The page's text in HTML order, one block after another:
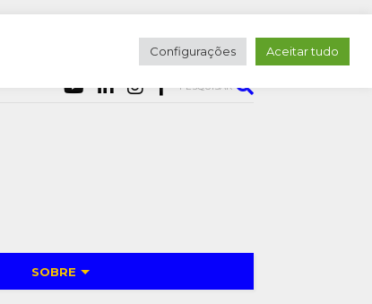
PESQUISAR
SOBRE
Configurações Aceitar tudo